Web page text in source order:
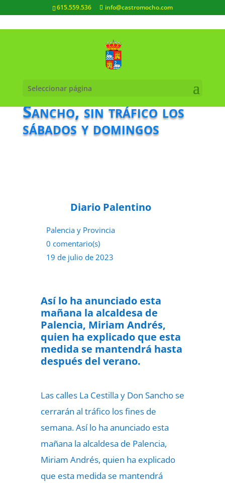
615.559.536 info@castromocho.com
Seleccionar página
La Cestilla y Don
Sancho, sin tráfico los
sábados y domingos
Diario Palentino
Palencia y Provincia
0 comentario(s)
19 de julio de 2023
Así lo ha anunciado esta
mañana la alcaldesa de
Palencia, Miriam Andrés,
quien ha explicado que esta
medida se mantendrá hasta
después del verano.
Las calles La Cestilla y Don Sancho se
cerrarán al tráfico los fines de
semana. Así lo ha anunciado esta
mañana la alcaldesa de Palencia,
Miriam Andrés, quien ha explicado
que esta medida se mantendrá